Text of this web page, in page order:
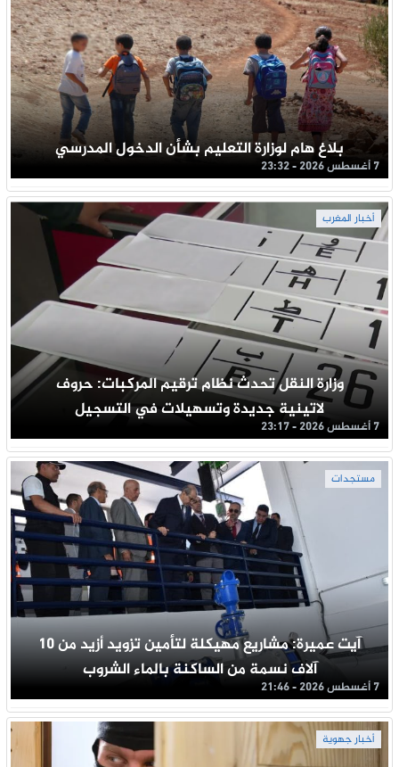
بلاغ هام لوزارة التعليم بشأن الدخول المدرسي
7 أغسطس 2026 - 23:32
أخبار المغرب
وزارة النقل تحدث نظام ترقيم المركبات: حروف
لاتينية جديدة وتسهيلات في التسجيل
7 أغسطس 2026 - 23:17
مستجدات
آيت عميرة: مشاريع مهيكلة لتأمين تزويد أزيد من 10
آلاف نسمة من الساكنة بالماء الشروب
7 أغسطس 2026 - 21:46
أخبار جهوية